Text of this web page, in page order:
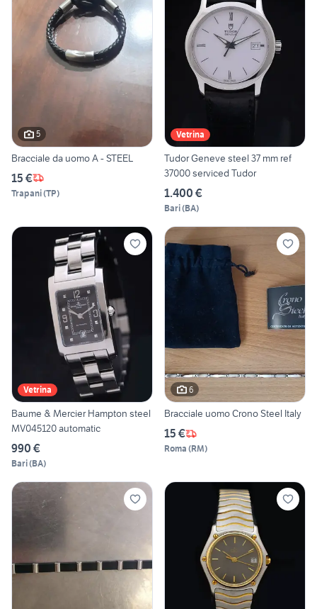
5
Bracciale da uomo A - STEEL
15 €
Trapani(TP)
Vetrina
Tudor Geneve steel 37 mm ref
37000 serviced Tudor
1.400 €
Bari(BA)
Vetrina
Baume & Mercier Hampton steel
MV045120 automatic
990 €
Bari(BA)
6
Bracciale uomo Crono Steel Italy
15 €
Roma (RM)